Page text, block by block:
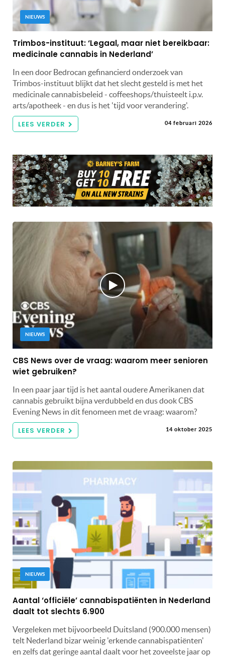
NIEUWS
Trimbos-instituut: ‘Legaal, maar niet bereikbaar:
medicinale cannabis in Nederland’
In een door Bedrocan gefinancierd onderzoek van
Trimbos-instituut blijkt dat het slecht gesteld is met het
medicinale cannabisbeleid - coffeeshops/thuisteelt i.p.v.
arts/apotheek - en dus is het 'tijd voor verandering'.
LEES VERDER 04 februari 2026
NIEUWS
CBS News over de vraag: waarom meer senioren
wiet gebruiken?
In een paar jaar tijd is het aantal oudere Amerikanen dat
cannabis gebruikt bijna verdubbeld en dus dook CBS
Evening News in dit fenomeen met de vraag: waarom?
LEES VERDER 14 oktober 2025
NIEUWS
Aantal ‘officiële’ cannabispatiënten in Nederland
daalt tot slechts 6.900
Vergeleken met bijvoorbeeld Duitsland (900.000 mensen)
telt Nederland bizar weinig 'erkende cannabispatiënten'
en zelfs dat geringe aantal daalt voor het zoveelste jaar op